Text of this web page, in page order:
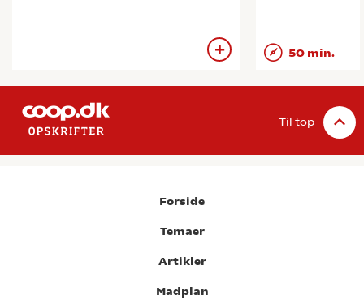
50 min.
Til top
Forside
Temaer
Artikler
Madplan